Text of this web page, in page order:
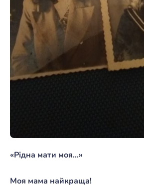
«Рідна мати моя…»
Моя мама найкраща!